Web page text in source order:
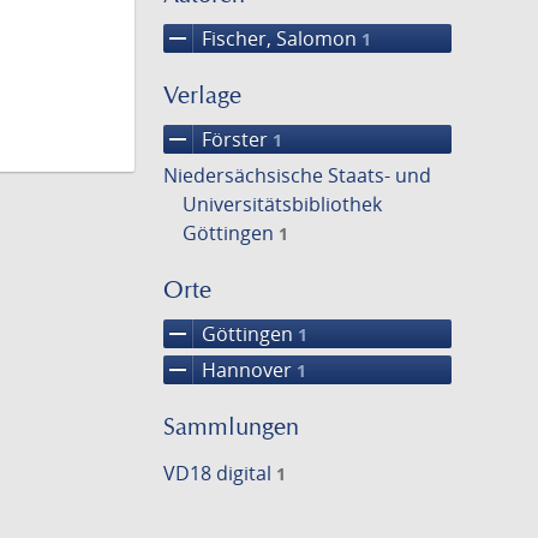
remove Fischer, Salomon 1
Verlage
remove Förster 1
Niedersächsische Staats- und
Universitätsbibliothek
Göttingen 1
Orte
remove Göttingen 1
remove Hannover 1
Sammlungen
VD18 digital 1